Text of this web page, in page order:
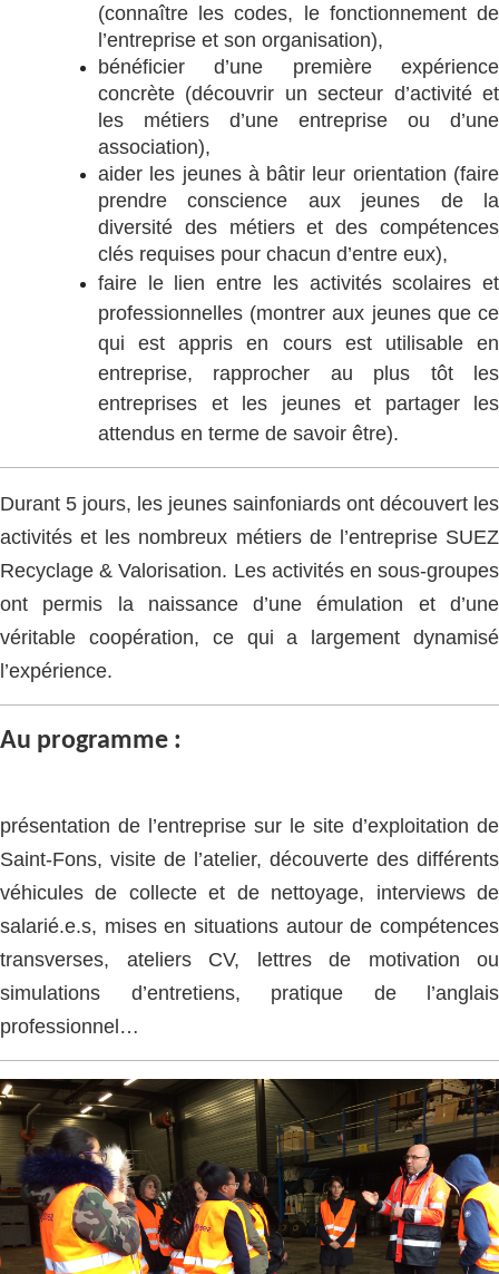
(connaître les codes, le fonctionnement de
l’entreprise et son organisation),
bénéficier d’une première expérience
concrète (découvrir un secteur d’activité et
les métiers d’une entreprise ou d’une
association),
aider les jeunes à bâtir leur orientation (faire
prendre conscience aux jeunes de la
diversité des métiers et des compétences
clés requises pour chacun d’entre eux),
faire le lien entre les activités scolaires et
professionnelles (montrer aux jeunes que ce
qui est appris en cours est utilisable en
entreprise, rapprocher au plus tôt les
entreprises et les jeunes et partager les
attendus en terme de savoir être).
Durant 5 jours, les jeunes sainfoniards ont découvert les
activités et les nombreux métiers de l’entreprise SUEZ
Recyclage & Valorisation. Les activités en sous-groupes
ont permis la naissance d’une émulation et d’une
véritable coopération, ce qui a largement dynamisé
l’expérience.
Au programme :
présentation de l’entreprise sur le site d’exploitation de
Saint-Fons, visite de l’atelier, découverte des différents
véhicules de collecte et de nettoyage, interviews de
salarié.e.s, mises en situations autour de compétences
transverses, ateliers CV, lettres de motivation ou
simulations d’entretiens, pratique de l’anglais
professionnel…